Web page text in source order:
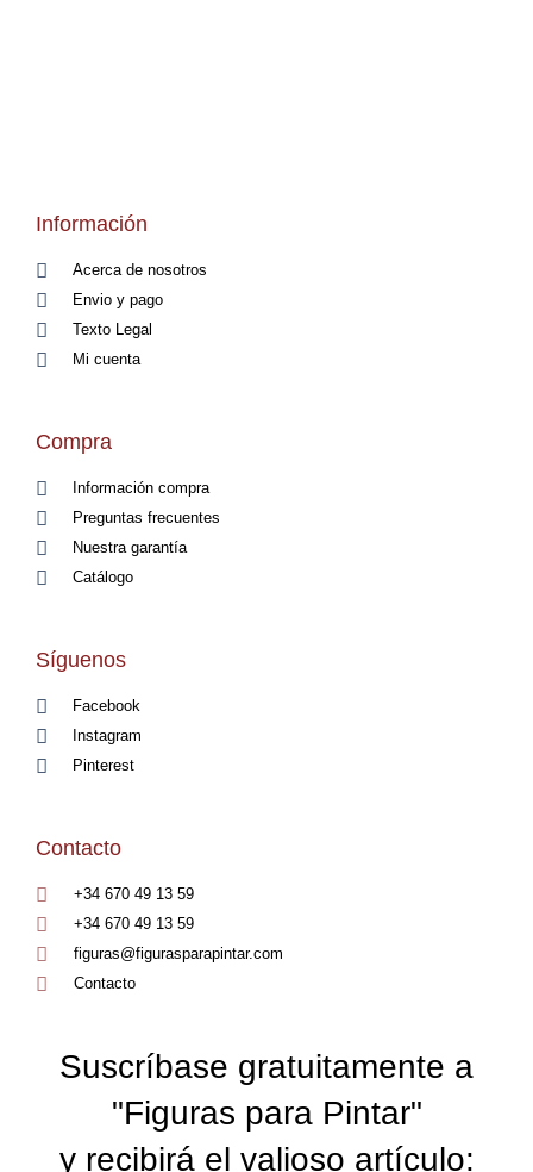
Información
Acerca de nosotros
Envio y pago
Texto Legal
Mi cuenta
Compra
Información compra
Preguntas frecuentes
Nuestra garantía
Catálogo
Síguenos
Facebook
Instagram
Pinterest
Contacto
+34 670 49 13 59
+34 670 49 13 59
figuras@figurasparapintar.com
Contacto
Suscríbase gratuitamente a
"Figuras para Pintar"
y recibirá el valioso artículo: